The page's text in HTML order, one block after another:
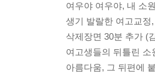
여우야 여우야, 내 소
생기 발랄한 여고교정
삭제장면 30분 추가 (
여고생들의 뒤틀린
아름다움, 그 뒤편에